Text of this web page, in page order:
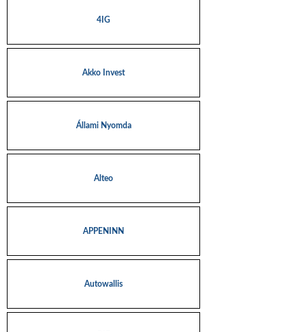
4IG
Akko Invest
Állami Nyomda
Alteo
APPENINN
Autowallis